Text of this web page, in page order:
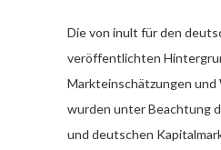
Die von inult für den
veröffentlichten
Markteinschätzungen und
wurden unter Beachtung
und deutschen